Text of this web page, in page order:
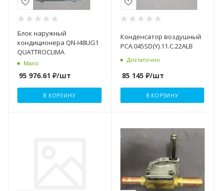
Блок наружный
кондиционера QN-I48UG1
QUATTROCLIMA
Мало
95 976.61 ₽/шт
В КОРЗИНУ
Конденсатор воздушный
PCA.045SD(Y).11.C.22ALB
Достаточно
85 145 ₽/шт
В КОРЗИНУ